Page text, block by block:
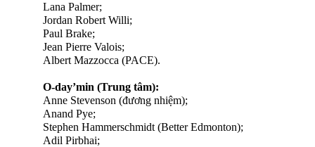
Lana Palmer;
Jordan Robert Willi;
Paul Brake;
Jean Pierre Valois;
Albert Mazzocca (PACE).
O-day’min (Trung tâm):
Anne Stevenson (đương nhiệm);
Anand Pye;
Stephen Hammerschmidt (Better Edmonton);
Adil Pirbhai;